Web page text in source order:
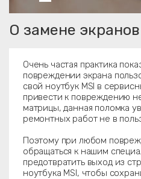
О замене
Очень частая практика
повреждении экрана
свой ноутбук MSI в
привести к повреждению
матрицы, данная поломка
ремонтных работ не в
Поэтому при любом
обращаться к нашим
предотвратить выход из
ноутбука MSI, чтобы